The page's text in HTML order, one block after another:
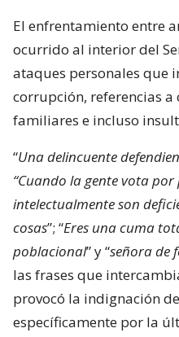
El enfrentamiento entre
ocurrido al interior del
ataques personales que
corrupción, referencias a
familiares e incluso
“Una delincuente
“Cuando la gente vota por
intelectualmente son
cosas”; “Eres una cuma
poblacional” y “señora de
las frases que
provocó la indignación
específicamente por la